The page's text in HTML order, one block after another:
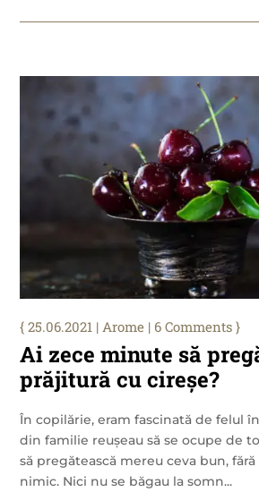
Ai zece minute să
prăjitură cu cireșe?
25.06.2021 |Arome | 6 Comments
În copilărie, eram fascinată de felul
din familie reușeau să se ocupe de
să pregătească mereu ceva bun, fără
nimic. Nici nu se băgau la somn...